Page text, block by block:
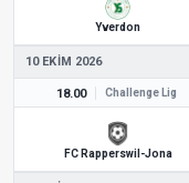
Yverdon
10 EKIM 2026
18.00 Challenge Lig
FC Rapperswil-Jona